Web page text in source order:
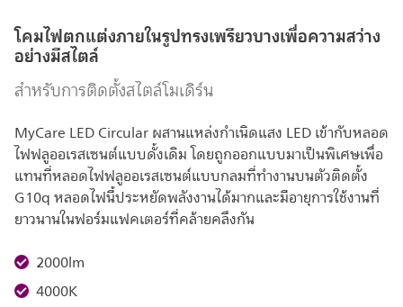
โคมไฟตกแต่งภายในรูปทรงเพรียวบางเพื่อความสว่าง
อย่างมีสไตล์
สำหรับการติดตั้งสไตล์โมเดิร์น
MyCare LED Circular ผสานแหล่งกำเนิดแสง LED เข้ากับหลอด
ไฟฟลูออเรสเซนต์แบบดั้งเดิม โดยถูกออกแบบมาเป็นพิเศษเพื่อ
แทนที่หลอดไฟฟลูออเรสเซนต์แบบกลมที่ทำงานบนตัวติดตั้ง
G10q หลอดไฟนี้ประหยัดพลังงานได้มากและมีอายุการใช้งานที่
ยาวนานในฟอร์มแฟคเตอร์ที่คล้ายคลึงกัน
2000lm
4000K